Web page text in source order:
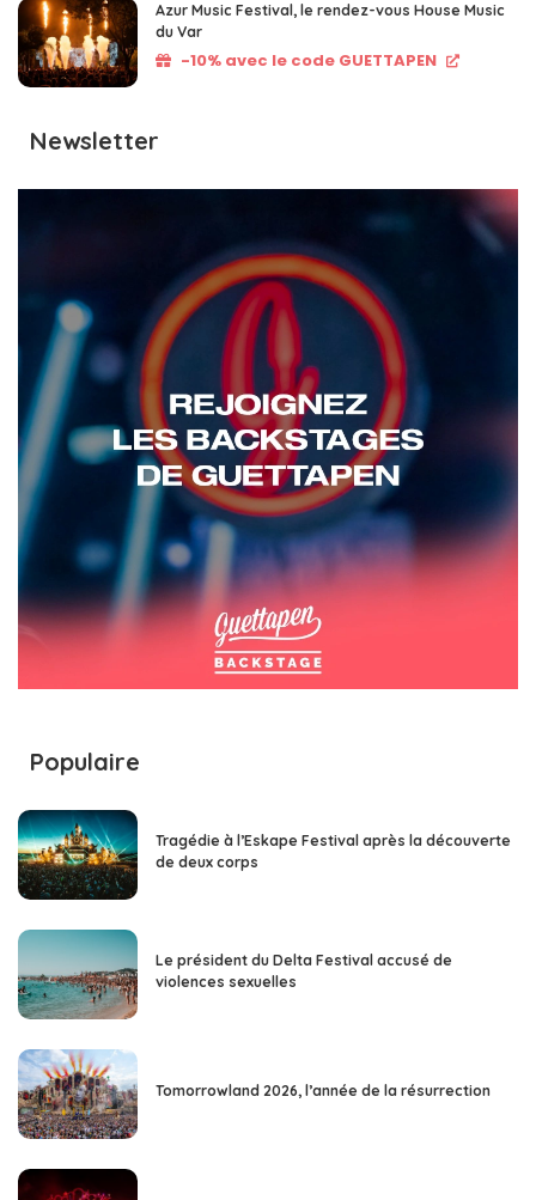
Azur Music Festival, le rendez-vous House Music
du Var
-10% avec le code GUETTAPEN
Newsletter
Populaire
Tragédie à l’Eskape Festival après la découverte
de deux corps
Le président du Delta Festival accusé de
violences sexuelles
Tomorrowland 2026, l’année de la résurrection